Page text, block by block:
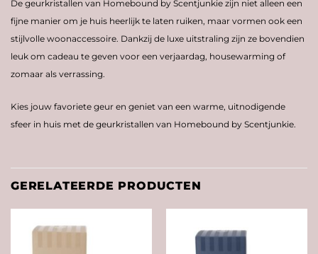
De geurkristallen van Homebound by Scentjunkie zijn niet alleen een
fijne manier om je huis heerlijk te laten ruiken, maar vormen ook een
stijlvolle woonaccessoire. Dankzij de luxe uitstraling zijn ze bovendien
leuk om cadeau te geven voor een verjaardag, housewarming of
zomaar als verrassing.
Kies jouw favoriete geur en geniet van een warme, uitnodigende
sfeer in huis met de geurkristallen van Homebound by Scentjunkie.
GERELATEERDE PRODUCTEN